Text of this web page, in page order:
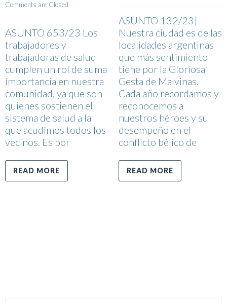
Comments are Closed
ASUNTO 653/23 Los
trabajadores y
trabajadoras de salud
cumplen un rol de suma
importancia en nuestra
comunidad, ya que son
quienes sostienen el
sistema de salud a la
que acudimos todos los
vecinos. Es por
READ MORE
ASUNTO 132/23|
Nuestra ciudad es de las
localidades argentinas
que más sentimiento
tiene por la Gloriosa
Gesta de Malvinas.
Cada año recordamos y
reconocemos a
nuestros héroes y su
desempeño en el
conflicto bélico de
READ MORE